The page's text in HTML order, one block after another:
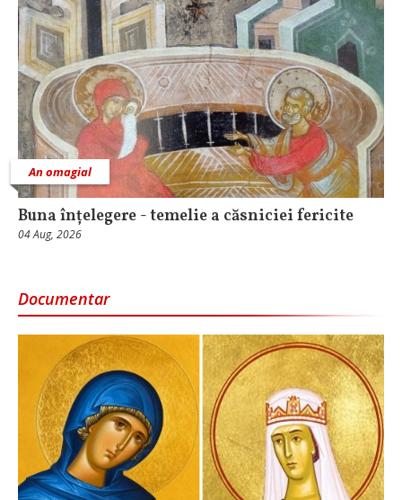
An omagial
Buna înțelegere - temelie a căsniciei fericite
04 Aug, 2026
Documentar